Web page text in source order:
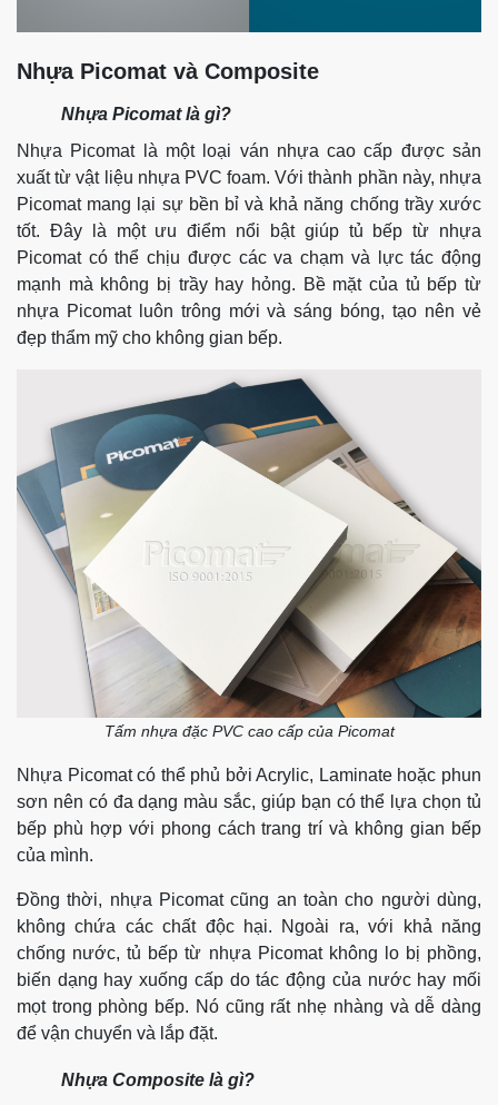
Nhựa Picomat và Composite
Nhựa Picomat là gì?
Nhựa Picomat là một loại ván nhựa cao cấp được sản
xuất từ vật liệu nhựa PVC foam. Với thành phần này, nhựa
Picomat mang lại sự bền bỉ và khả năng chống trầy xước
tốt. Đây là một ưu điểm nổi bật giúp tủ bếp từ nhựa
Picomat có thể chịu được các va chạm và lực tác động
mạnh mà không bị trầy hay hỏng. Bề mặt của tủ bếp từ
nhựa Picomat luôn trông mới và sáng bóng, tạo nên vẻ
đẹp thẩm mỹ cho không gian bếp.
Tấm nhựa đặc PVC cao cấp của Picomat
Nhựa Picomat có thể phủ bởi Acrylic, Laminate hoặc phun
sơn nên có đa dạng màu sắc, giúp bạn có thể lựa chọn tủ
bếp phù hợp với phong cách trang trí và không gian bếp
của mình.
Đồng thời, nhựa Picomat cũng an toàn cho người dùng,
không chứa các chất độc hại. Ngoài ra, với khả năng
chống nước, tủ bếp từ nhựa Picomat không lo bị phồng,
biến dạng hay xuống cấp do tác động của nước hay mối
mọt trong phòng bếp. Nó cũng rất nhẹ nhàng và dễ dàng
để vận chuyển và lắp đặt.
Nhựa Composite là gì?